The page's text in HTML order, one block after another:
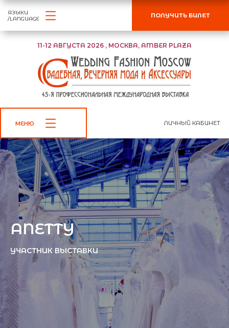
11-12 АВГУСТА 2026 , МОСКВА, AMBER PLAZA
ЛИЧНЫЙ КАБИНЕТ
ЯЗЫКИ
/LANGUAGE
ПОЛУЧИТЬ БИЛЕТ
МЕНЮ
ANETTY
УЧАСТНИК ВЫСТАВКИ